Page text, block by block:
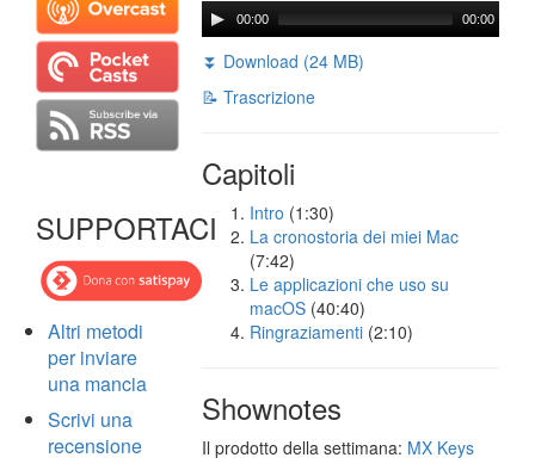
SUPPORTACI
Altri metodi
per inviare
una mancia
Scrivi una
recensione
00:00 00:00
⏬ Download (24 MB)
📝 Trascrizione
Capitoli
Intro (1:30)
La cronostoria dei miei Mac
(7:42)
Le applicazioni che uso su
macOS (40:40)
Ringraziamenti (2:10)
Shownotes
Il prodotto della settimana: MX Keys